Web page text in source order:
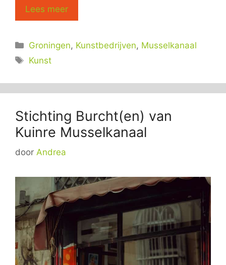
Lees meer
Categorieën
Groningen, Kunstbedrijven, Musselkanaal
Tags
Kunst
Stichting Burcht(en) van
Kuinre Musselkanaal
door Andrea